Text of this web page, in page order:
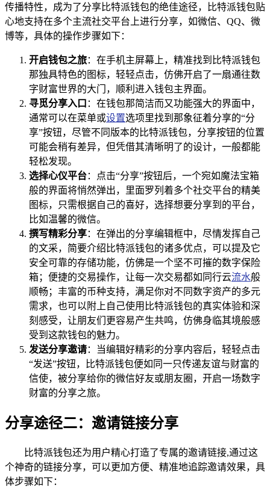
传播特性，成为了分享比特派钱包的绝佳途径，比特派钱包贴
心地支持在多个主流社交平台上进行分享，如微信、QQ、微
博等，具体的操作步骤如下：
开启钱包之旅：在手机主屏幕上，精准找到比特派钱包
那独具特色的图标，轻轻点击，仿佛开启了一扇通往数
字财富世界的大门，顺利进入钱包主界面。
寻觅分享入口 ：在钱包那简洁而又功能强大的界面中，
通常可以在菜单或设置选项里找到那象征着分享的“分
享”按钮，尽管不同版本的比特派钱包，分享按钮的位置
可能会稍有差异，但凭借其清晰明了的设计，一般都能
轻松发现。
选择心仪平台：点击“分享”按钮后，一个宛如魔法宝箱
般的界面将悄然弹出，里面罗列着多个社交平台的精美
图标，只需根据自己的喜好，选择想要分享到的平台，
比如温馨的微信。
撰写精彩分享：在弹出的分享编辑框中，尽情发挥自己
的文采，简要介绍比特派钱包的诸多优点，可以提及它
安全可靠的存储功能，仿佛是一个坚不可摧的数字保险
箱；便捷的交易操作，让每一次交易都如同行云流水般
顺畅；丰富的币种支持，满足你对不同数字资产的多元
需求，也可以附上自己使用比特派钱包的真实体验和深
刻感受，让朋友们更容易产生共鸣，仿佛身临其境般感
受到这款钱包的魅力。
发送分享邀请：当编辑好精彩的分享内容后，轻轻点击
“发送”按钮，比特派钱包便如同一只传递友谊与财富的
信使，被分享给你的微信好友或朋友圈，开启一场数字
财富的分享之旅。
分享途径二：邀请链接分享
比特派钱包还为用户精心打造了专属的邀请链接,通过这
个神奇的链接分享，可以更加方便、精准地追踪邀请效果，具
体步骤如下：